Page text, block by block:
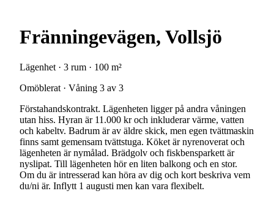
Fränningevägen, Vollsjö
Lägenhet · 3 rum · 100 m²
Omöblerat · Våning 3 av 3
Förstahandskontrakt. Lägenheten ligger på andra våningen
utan hiss. Hyran är 11.000 kr och inkluderar värme, vatten
och kabeltv. Badrum är av äldre skick, men egen tvättmaskin
finns samt gemensam tvättstuga. Köket är nyrenoverat och
lägenheten är nymålad. Brädgolv och fiskbensparkett är
nyslipat. Till lägenheten hör en liten balkong och en stor.
Om du är intresserad kan höra av dig och kort beskriva vem